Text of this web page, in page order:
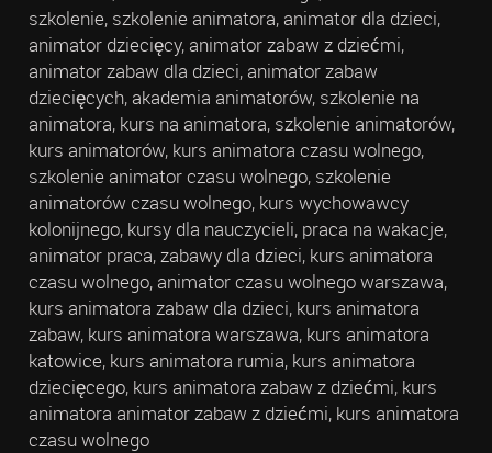
szkolenie, szkolenie animatora, animator dla dzieci,
animator dziecięcy, animator zabaw z dziećmi,
animator zabaw dla dzieci, animator zabaw
dziecięcych, akademia animatorów, szkolenie na
animatora, kurs na animatora, szkolenie animatorów,
kurs animatorów, kurs animatora czasu wolnego,
szkolenie animator czasu wolnego, szkolenie
animatorów czasu wolnego, kurs wychowawcy
kolonijnego, kursy dla nauczycieli, praca na wakacje,
animator praca, zabawy dla dzieci, kurs animatora
czasu wolnego, animator czasu wolnego warszawa,
kurs animatora zabaw dla dzieci, kurs animatora
zabaw, kurs animatora warszawa, kurs animatora
katowice, kurs animatora rumia, kurs animatora
dziecięcego, kurs animatora zabaw z dziećmi, kurs
animatora animator zabaw z dziećmi, kurs animatora
czasu wolnego